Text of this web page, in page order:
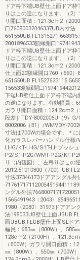
ドア枠下端UB壁仕上面ドア
りはこの逆になります。（2
リ開口面積：121.3cm2（
口76080032046337UB内寸法
2001896533額縁開口
ドア枠下端UB壁仕上面ドア
りはこの逆になります。（2
リ開口面積：121.3cm2（
仕上面20額縁開口760（660）
156533額縁開口
下端UB壁仕上面ドア枠下端内
の逆になります。有効幅員：
ガラリ開口面積：124.2cm2
段差］TDY-8002006U（9）
8002006（81）/WMVDY-
寸法は700Wの場合です。＊
化ガラスレバーハンドル仕様
LHG/KT-LHG/S1T-LHプッシ
P2/S1-P2G/WMT-P2G/KT-
り（内観図）、左吊りはこの
2012.51010800（700）
寸法37346173ドアアングル外
ングル外法
1565491943〈2043〉
1980〈2080〉31973ドアアン
法198033UB壁仕上面
面UBUB.FLUB壁仕上面SLド
幅員：683㎜（800W）、585
128cm2（2100H）、
（800W）ガラリ開口面積：
㎜（800W）、550㎜（700W